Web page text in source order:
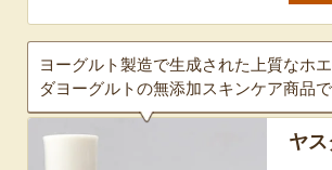
ヨーグルト製造で生成された上質なホ
ダヨーグルトの無添加スキンケア商品
ヤ
新潟の夏と言えば大阪屋の流
れ梅！国産の梅果汁とくずき
り風のゼリーの相性が抜群。
爽やかな甘みとツルッとした
食感は一度食べたらクセにな
るはず！お中元にも喜ばれる
こと間違い無し！
魚沼市だけで作ら
「深雪なす」を使
け。しっかりとし
評で、地元の直売
の商品です。夏は
甘みがのった秋な
品。新米との相性